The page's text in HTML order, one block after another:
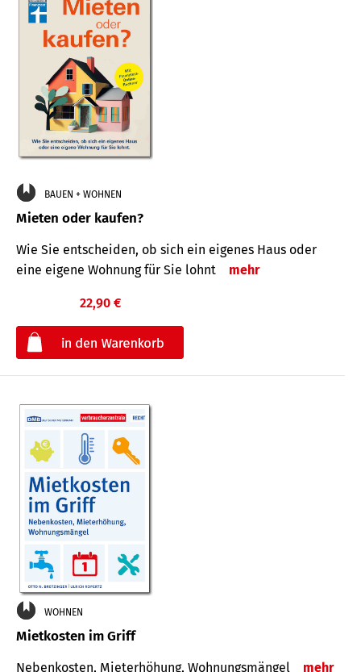
BAUEN + WOHNEN
Mieten oder kaufen?
Wie Sie entscheiden, ob sich ein eigenes Haus oder
eine eigene Wohnung für Sie lohnt
mehr
22,90 €
WOHNEN
Mietkosten im Griff
Nebenkosten, Mieterhöhung, Wohnungsmängel mehr